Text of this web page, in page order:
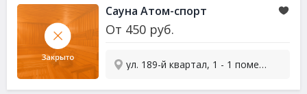
Сауна Атом-спорт
От 450 руб.
ул. 189-й квартал, 1 - 1 помещение